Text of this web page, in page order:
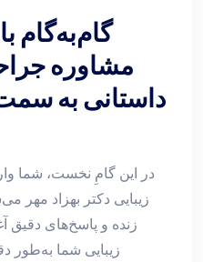
گام‌به‌گام
مشاوره
داستانی به
در این گامِ نخست، شما
زیبایی دکتر بهزاد مهر
زنده و پاسخ‌های دقیق
زیبایی شما به‌طور